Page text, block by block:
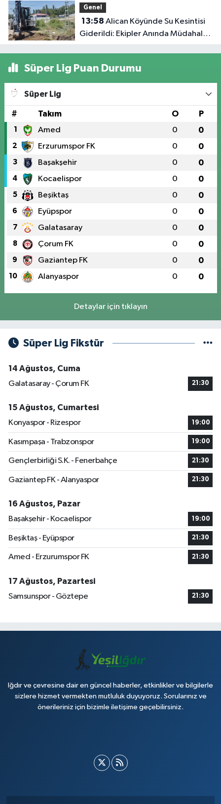
Genel
13:58
Giderildi: Ekipler Anında Müdahale
Etti
Süper Lig Puan Durumu
Süper Lig
# Takım O P
1 Amed 0 0
2 Erzurumspor FK 0 0
3 Başakşehir 0 0
4 Kocaelispor 0 0
5 Beşiktaş 0 0
6 Eyüpspor 0 0
7 Galatasaray 0 0
8 Çorum FK 0 0
9 Gaziantep FK 0 0
10 Alanyaspor 0 0
Detaylar için tıklayın
Süper Lig Fikstür
14 Ağustos, Cuma
Galatasaray - Çorum FK
21:30
15 Ağustos, Cumartesi
Konyaspor - Rizespor
19:00
Kasımpaşa - Trabzonspor 19:00
Gençlerbirliği S.K. - Fenerbahçe 21:30
Gaziantep FK - Alanyaspor 21:30
16 Ağustos, Pazar
Başakşehir - Kocaelispor
19:00
Beşiktaş - Eyüpspor 21:30
Amed - Erzurumspor FK 21:30
17 Ağustos, Pazartesi
Samsunspor - Göztepe
21:30
Iğdır ve çevresine dair en güncel haberler, etkinlikler ve bilgilerle
sizlere hizmet vermekten mutluluk duyuyoruz. Sorularınız ve
önerileriniz için bizimle iletişime geçebilirsiniz.